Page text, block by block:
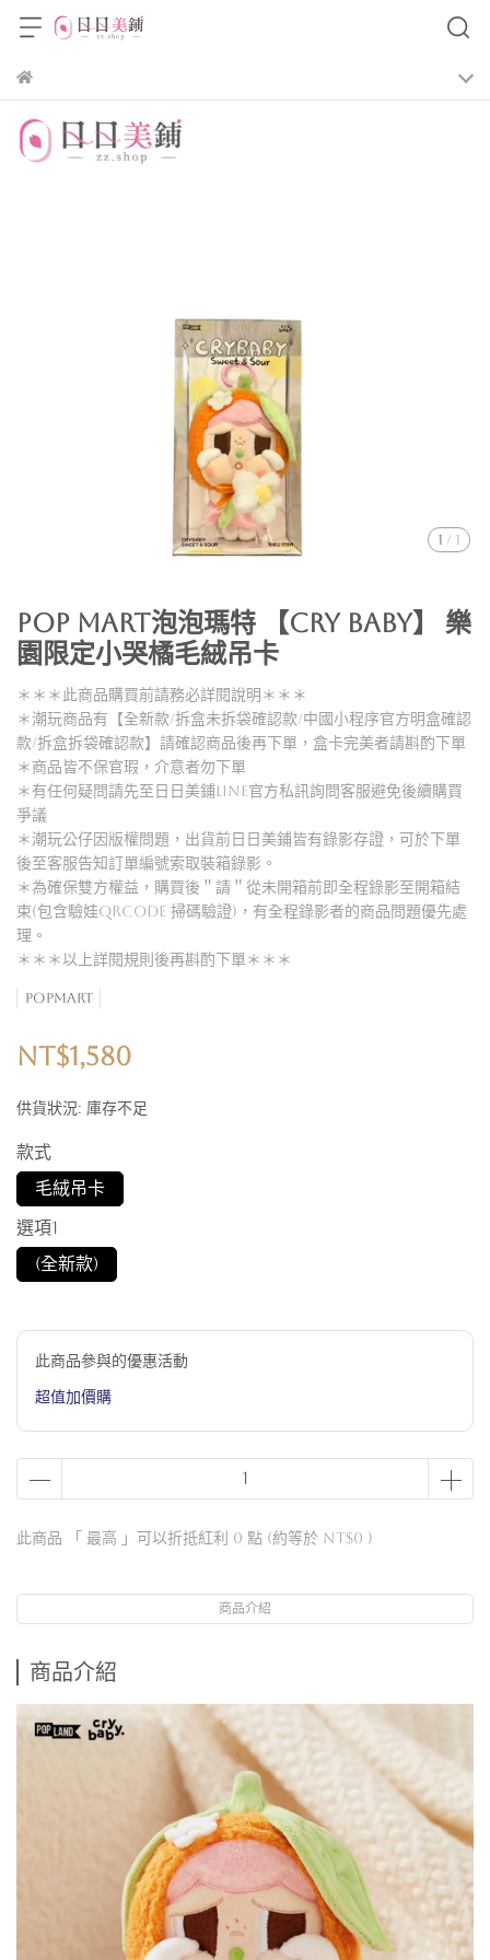
1 / 1
POP MART泡泡瑪特 【CRY BABY】 樂
園限定小哭橘毛絨吊卡
＊＊＊此商品購買前請務必詳閱說明＊＊＊
＊潮玩商品有【全新款/拆盒未拆袋確認款/中國小程序官方明盒確認
款/拆盒拆袋確認款】請確認商品後再下單，盒卡完美者請斟酌下單
＊商品皆不保官瑕，介意者勿下單
＊有任何疑問請先至日日美鋪LINE官方私訊詢問客服避免後續購買
爭議
＊潮玩公仔因版權問題，出貨前日日美鋪皆有錄影存證，可於下單
後至客服告知訂單編號索取裝箱錄影。
＊為確保雙方權益，購買後＂請＂從未開箱前即全程錄影至開箱結
束(包含驗娃QRCODE 掃碼驗證)，有全程錄影者的商品問題優先處
理。
＊＊＊以上詳閱規則後再斟酌下單＊＊＊
POPMART
NT$1,580
供貨狀況: 庫存不足
款式
毛絨吊卡
選項1
(全新款)
此商品參與的優惠活動
超值加價購
此商品 「 最高 」可以折抵紅利 0 點 (約等於 NT$0 )
商品介紹
商品介紹